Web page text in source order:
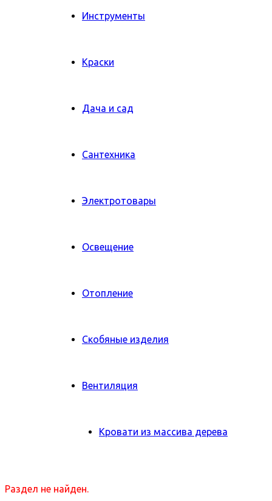
Инструменты
Краски
Дача и сад
Сантехника
Электротовары
Освещение
Отопление
Скобяные изделия
Вентиляция
Кровати из массива дерева
Раздел не найден.